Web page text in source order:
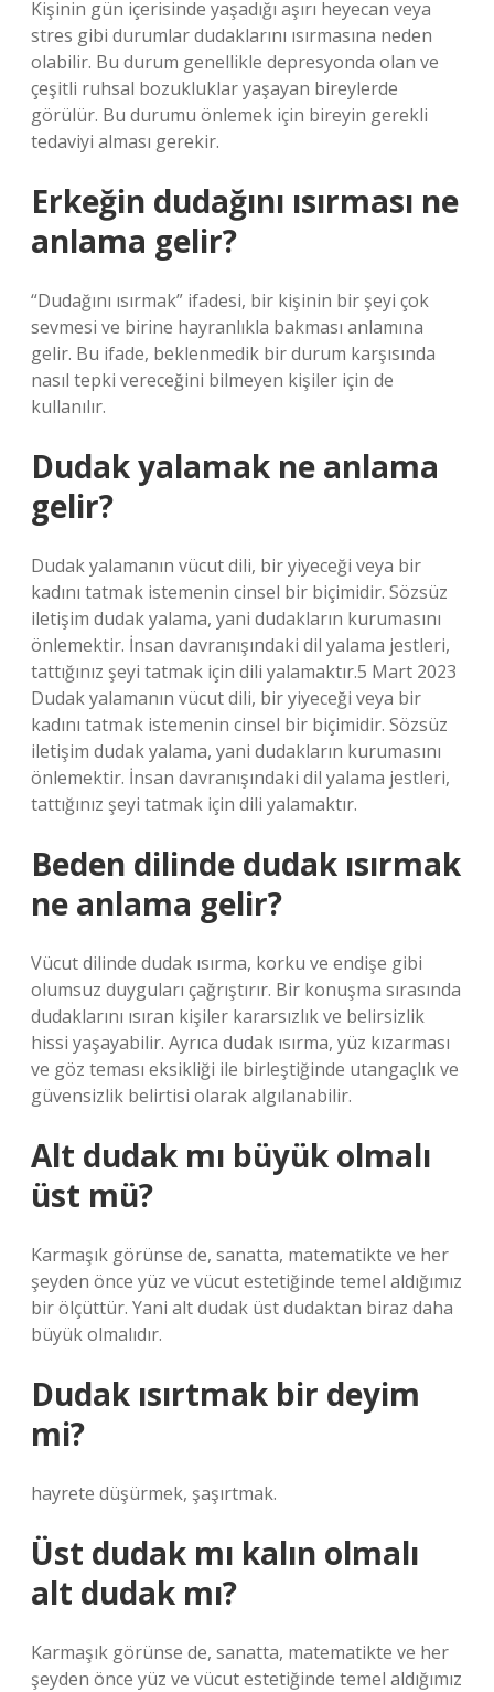
Kişinin gün içerisinde yaşadığı aşırı heyecan veya
stres gibi durumlar dudaklarını ısırmasına neden
olabilir. Bu durum genellikle depresyonda olan ve
çeşitli ruhsal bozukluklar yaşayan bireylerde
görülür. Bu durumu önlemek için bireyin gerekli
tedaviyi alması gerekir.
Erkeğin dudağını ısırması ne
anlama gelir?
“Dudağını ısırmak” ifadesi, bir kişinin bir şeyi çok
sevmesi ve birine hayranlıkla bakması anlamına
gelir. Bu ifade, beklenmedik bir durum karşısında
nasıl tepki vereceğini bilmeyen kişiler için de
kullanılır.
Dudak yalamak ne anlama
gelir?
Dudak yalamanın vücut dili, bir yiyeceği veya bir
kadını tatmak istemenin cinsel bir biçimidir. Sözsüz
iletişim dudak yalama, yani dudakların kurumasını
önlemektir. İnsan davranışındaki dil yalama jestleri,
tattığınız şeyi tatmak için dili yalamaktır.5 Mart 2023
Dudak yalamanın vücut dili, bir yiyeceği veya bir
kadını tatmak istemenin cinsel bir biçimidir. Sözsüz
iletişim dudak yalama, yani dudakların kurumasını
önlemektir. İnsan davranışındaki dil yalama jestleri,
tattığınız şeyi tatmak için dili yalamaktır.
Beden dilinde dudak ısırmak
ne anlama gelir?
Vücut dilinde dudak ısırma, korku ve endişe gibi
olumsuz duyguları çağrıştırır. Bir konuşma sırasında
dudaklarını ısıran kişiler kararsızlık ve belirsizlik
hissi yaşayabilir. Ayrıca dudak ısırma, yüz kızarması
ve göz teması eksikliği ile birleştiğinde utangaçlık ve
güvensizlik belirtisi olarak algılanabilir.
Alt dudak mı büyük olmalı
üst mü?
Karmaşık görünse de, sanatta, matematikte ve her
şeyden önce yüz ve vücut estetiğinde temel aldığımız
bir ölçüttür. Yani alt dudak üst dudaktan biraz daha
büyük olmalıdır.
Dudak ısırtmak bir deyim
mi?
hayrete düşürmek, şaşırtmak.
Üst dudak mı kalın olmalı
alt dudak mı?
Karmaşık görünse de, sanatta, matematikte ve her
şeyden önce yüz ve vücut estetiğinde temel aldığımız